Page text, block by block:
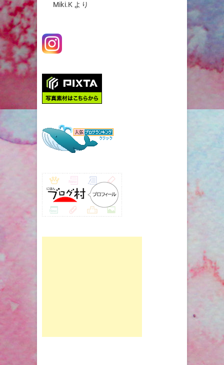
Miki.K より